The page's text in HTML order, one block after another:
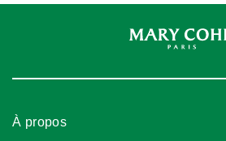
À propos